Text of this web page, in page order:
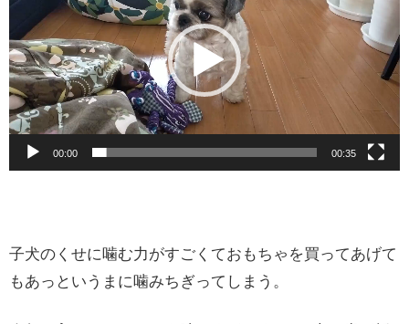
レ
ー
ヤ
ー
00:00 00:35
子犬のくせに噛む力がすごくておもちゃを買ってあげて
もあっというまに噛みちぎってしまう。